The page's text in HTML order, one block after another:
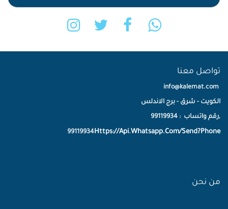
تواصل معنا
info@kalemat.com
الكويت - شرق - برج الاندلس
,رقم واتساب : 99119934
Https://Api.Whatsapp.Com/Send?Phone
99119934
من نحن